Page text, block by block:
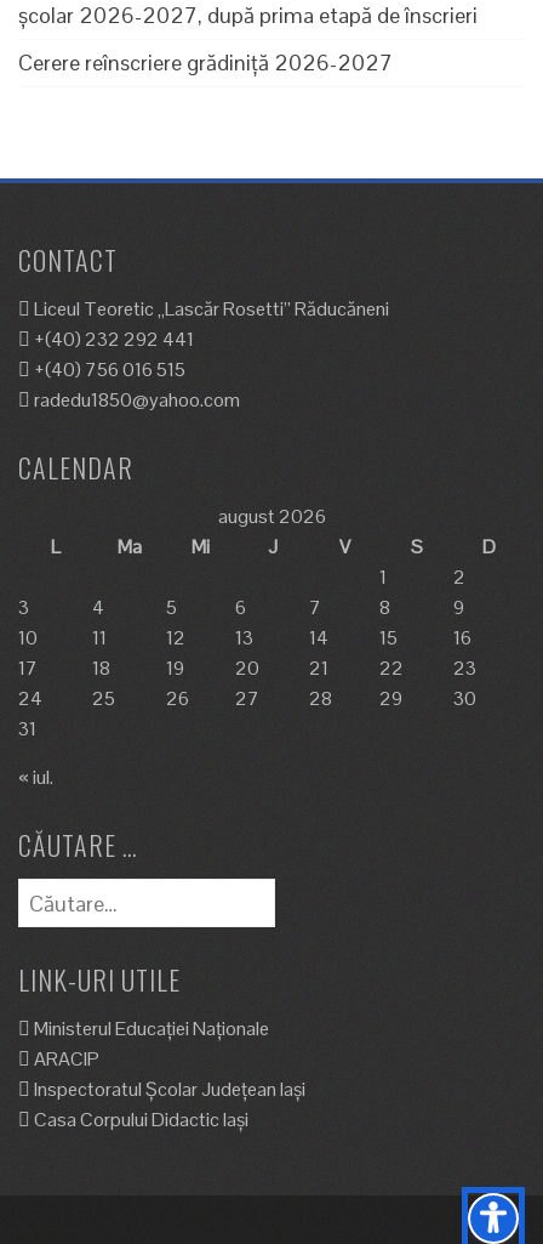
şcolar 2026-2027, după prima etapă de înscrieri
Cerere reînscriere grădiniță 2026-2027
CONTACT
Liceul Teoretic „Lascăr Rosetti” Răducăneni
+(40) 232 292 441
+(40) 756 016 515
radedu1850@yahoo.com
CALENDAR
august 2026
L
Ma Mi J V S
D
1
2
3
4 5 6 7 8
9
10
11 12 13 14 15
16
17
18 19 20 21 22
23
24
25 26 27 28 29
30
31
« iul.
CĂUTARE …
Caută
după:
LINK-URI UTILE
Ministerul Educației Naționale
ARACIP
Inspectoratul Școlar Județean Iași
Casa Corpului Didactic Iași